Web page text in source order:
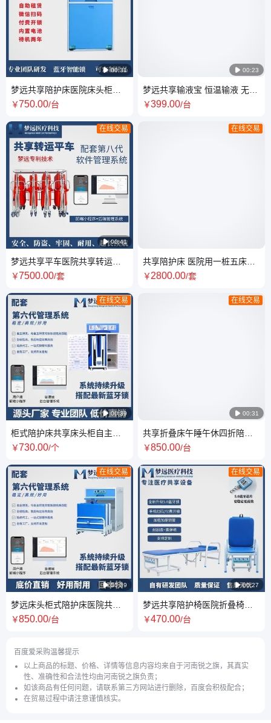
 00:31
梦远共享陪护床医院床头柜折
叠床可移动扫码支付
￥750.00/台
 00:41
在线交易
梦远共享平车医院共享转运平
车自主租赁带4G锁
￥7500.00/套
 00:39
在线交易
柜式陪护床共享床头柜自主租
赁扫码使用可加锁四折床
￥730.00/个
 00:39
在线交易
梦远床头柜式陪护床医院共享
床头柜加床一体式
￥850.00/台
 00:23
梦远共享输液宝 恒温输液 无液
提醒 无液截流 输液恒温报警器
￥399.00/台
在线交易
共享陪护床 医院用一桩五床陪
护折叠床 厂家加盟自助扫码
￥2800.00/套
 00:31
在线交易
共享折叠床午睡午休四折陪护
床 医院智能床头柜供应
￥850.00/台
 00:27
在线交易
梦远共享陪护椅医院折叠椅可
休息办公司休息椅
￥470.00/台
百度爱采购温馨提示
以上商品的标题、价格、详情等信息内容均来自于河南锐之旗，其真实
性、准确性和合法性均由河南锐之旗负责；
如该商品有任何问题，请联系第三方网站进行删除，百度会积极配合；
在贸易过程中请注意谨慎核实。